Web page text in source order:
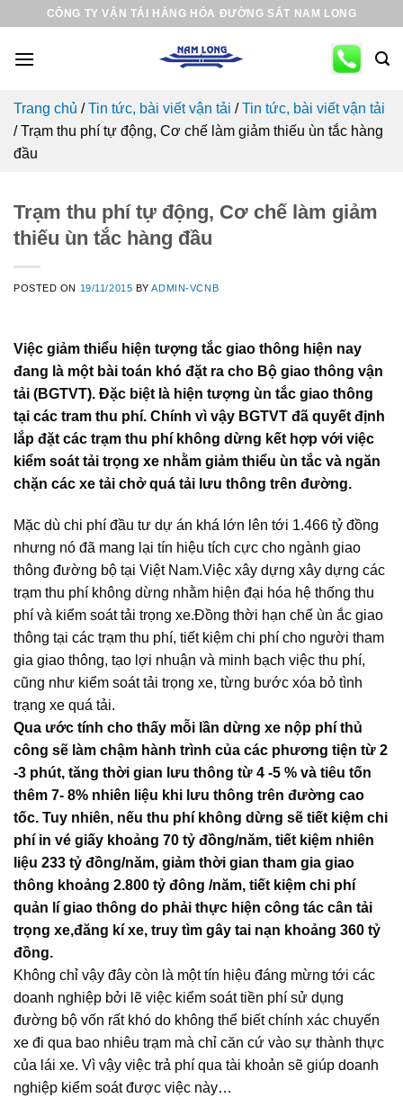
content
CÔNG TY VẬN TẢI HÀNG HÓA ĐƯỜNG SẮT NAM LONG
Trang chủ /Tin tức, bài viết vận tải /Tin tức, bài viết vận tải
/Trạm thu phí tự động, Cơ chế làm giảm thiếu ùn tắc hàng
đầu
Trạm thu phí tự động, Cơ chế làm giảm
thiếu ùn tắc hàng đầu
POSTED ON 19/11/2015 BYADMIN-VCNB
Việc giảm thiểu hiện tượng tắc giao thông hiện nay
đang là một bài toán khó đặt ra cho Bộ giao thông vận
tải (BGTVT). Đặc biệt là hiện tượng ùn tắc giao thông
tại các tram thu phí. Chính vì vậy BGTVT đã quyết định
lắp đặt các trạm thu phí không dừng kết hợp với việc
kiểm soát tải trọng xe nhằm giảm thiểu ùn tắc và ngăn
chặn các xe tải chở quá tải lưu thông trên đường.
Mặc dù chi phí đầu tư dự án khá lớn lên tới 1.466 tỷ đồng
nhưng nó đã mang lại tín hiệu tích cực cho ngành giao
thông đường bộ tại Việt Nam.Việc xây dựng xây dựng các
trạm thu phí không dừng nhằm hiện đại hóa hệ thống thu
phí và kiểm soát tải trọng xe.Đồng thời hạn chế ùn ắc giao
thông tại các trạm thu phí, tiết kiệm chi phí cho người tham
gia giao thông, tạo lợi nhuận và minh bạch việc thu phí,
cũng như kiểm soát tải trọng xe, từng bước xóa bỏ tình
trạng xe quá tải.
Qua ước tính cho thấy mỗi lần dừng xe nộp phí thủ
công sẽ làm chậm hành trình của các phương tiện từ 2
-3 phút, tăng thời gian lưu thông từ 4 -5 % và tiêu tốn
thêm 7- 8% nhiên liệu khi lưu thông trên đường cao
tốc. Tuy nhiên, nếu thu phí không dừng sẽ tiết kiệm chi
phí in vé giấy khoảng 70 tỷ đồng/năm, tiết kiệm nhiên
liệu 233 tỷ đồng/năm, giảm thời gian tham gia giao
thông khoảng 2.800 tỷ đông /năm, tiết kiệm chi phí
quản lí giao thông do phải thực hiện công tác cân tải
trọng xe,đăng kí xe, truy tìm gây tai nạn khoảng 360 tỷ
đồng.
Không chỉ vậy đây còn là một tín hiệu đáng mừng tới các
doanh nghiệp bởi lẽ việc kiểm soát tiền phí sử dụng
đường bộ vốn rất khó do không thể biết chính xác chuyến
xe đi qua bao nhiêu trạm mà chỉ căn cứ vào sự thành thực
của lái xe. Vì vậy việc trả phí qua tài khoản sẽ giúp doanh
nghiệp kiểm soát được việc này…